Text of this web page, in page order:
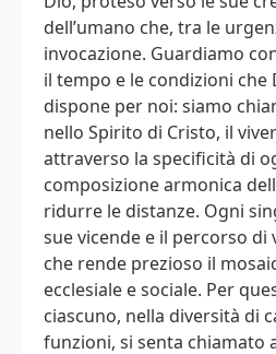
dell’umano che, tra le
invocazione. Guardiamo
il tempo e le condizioni che
dispone per noi: siamo
nello Spirito di Cristo, il
attraverso la specificità di
composizione armonica
ridurre le distanze. Ogni
sue vicende e il percorso di
che rende prezioso il
ecclesiale e sociale. Per
ciascuno, nella diversità di
funzioni, si senta chiamato